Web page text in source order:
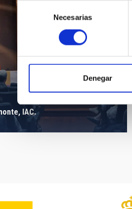
Selección
consentimiento
Necesarias
Denegar
IAC.